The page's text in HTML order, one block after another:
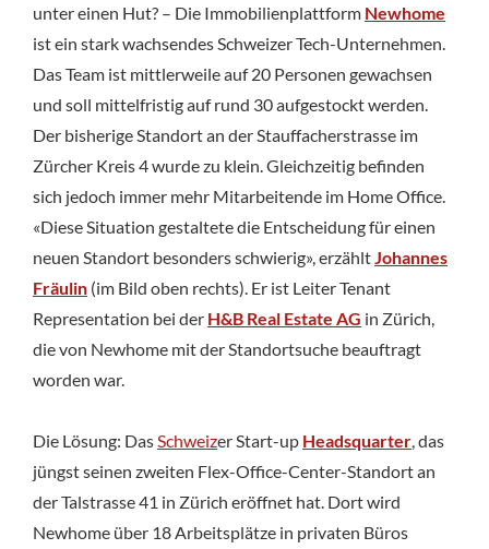
unter einen Hut? – Die Immobilienplattform Newhome
ist ein stark wachsendes Schweizer Tech-Unternehmen.
Das Team ist mittlerweile auf 20 Personen gewachsen
und soll mittelfristig auf rund 30 aufgestockt werden.
Der bisherige Standort an der Stauffacherstrasse im
Zürcher Kreis 4 wurde zu klein. Gleichzeitig befinden
sich jedoch immer mehr Mitarbeitende im Home Office.
«Diese Situation gestaltete die Entscheidung für einen
neuen Standort besonders schwierig», erzählt Johannes
Fräulin (im Bild oben rechts). Er ist Leiter Tenant
Representation bei der H&B Real Estate AG in Zürich,
die von Newhome mit der Standortsuche beauftragt
worden war.
Die Lösung: Das Schweizer Start-up Headsquarter , das
jüngst seinen zweiten Flex-Office-Center-Standort an
der Talstrasse 41 in Zürich eröffnet hat. Dort wird
Newhome über 18 Arbeitsplätze in privaten Büros